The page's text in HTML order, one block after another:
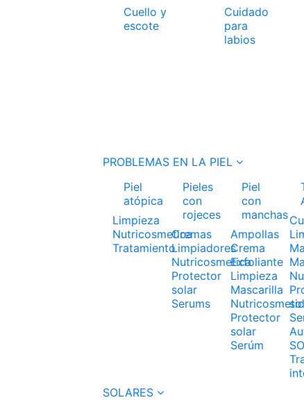
Cuello y
escote
Cuidado
para
labios
PROBLEMAS EN LA PIEL
Piel
atópica
Limpieza
Nutricosmetica
Tratamiento
Pieles
con
rojeces
Cremas
Limpiadores
Nutricosmetica
Protector
solar
Serums
Piel
con
manchas
Ampollas
Crema
Exfoliante
Limpieza
Mascarilla
Protector
solar
Serúm
SOLARES